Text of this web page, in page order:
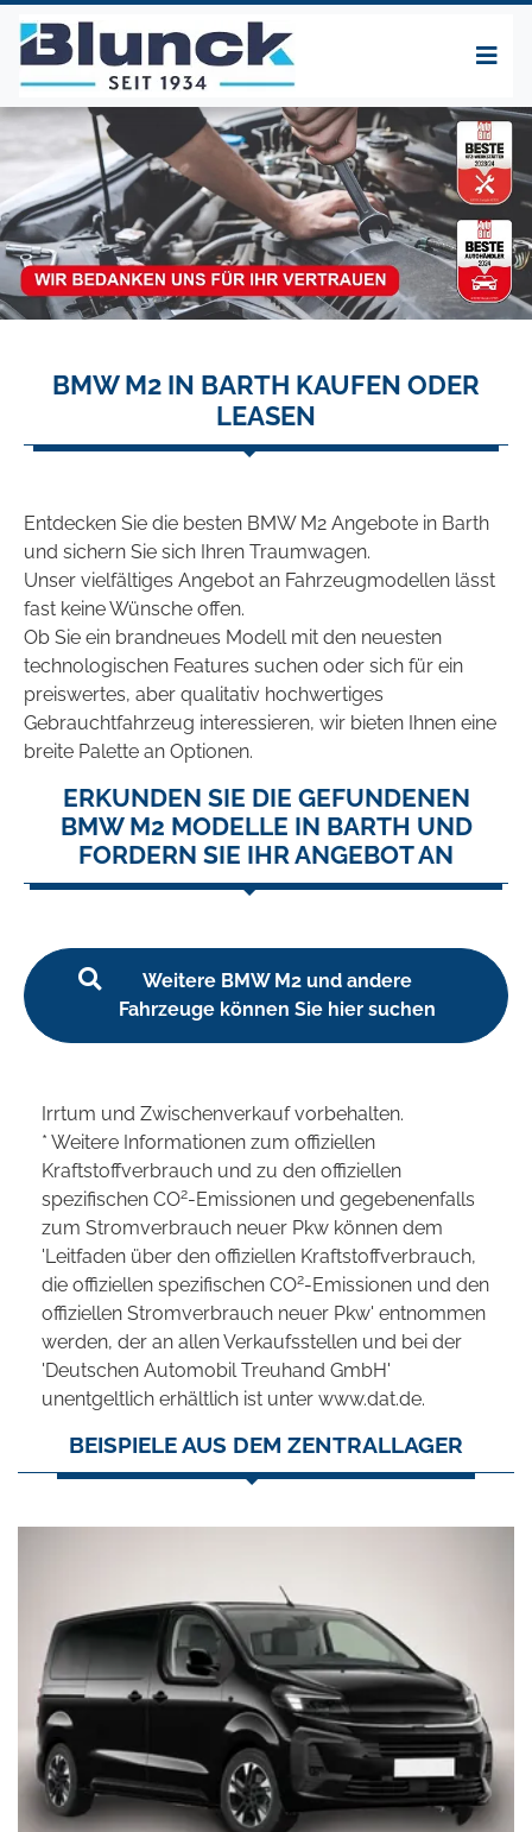
BMW M2 IN BARTH KAUFEN ODER
LEASEN
Entdecken Sie die besten BMW M2 Angebote in Barth
und sichern Sie sich Ihren Traumwagen.
Unser vielfältiges Angebot an Fahrzeugmodellen lässt
fast keine Wünsche offen.
Ob Sie ein brandneues Modell mit den neuesten
technologischen Features suchen oder sich für ein
preiswertes, aber qualitativ hochwertiges
Gebrauchtfahrzeug interessieren, wir bieten Ihnen eine
breite Palette an Optionen.
ERKUNDEN SIE DIE GEFUNDENEN
BMW M2 MODELLE IN BARTH UND
FORDERN SIE IHR ANGEBOT AN
Weitere BMW M2 und andere
Fahrzeuge können Sie hier suchen
Irrtum und Zwischenverkauf vorbehalten.
* Weitere Informationen zum offiziellen
Kraftstoffverbrauch und zu den offiziellen
spezifischen CO2-Emissionen und gegebenenfalls
zum Stromverbrauch neuer Pkw können dem
'Leitfaden über den offiziellen Kraftstoffverbrauch,
die offiziellen spezifischen CO2-Emissionen und den
offiziellen Stromverbrauch neuer Pkw' entnommen
werden, der an allen Verkaufsstellen und bei der
'Deutschen Automobil Treuhand GmbH'
unentgeltlich erhältlich ist unter www.dat.de.
BEISPIELE AUS DEM ZENTRALLAGER